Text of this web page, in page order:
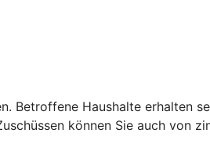
Betroffene Haushalte erhalten
können Sie auch von